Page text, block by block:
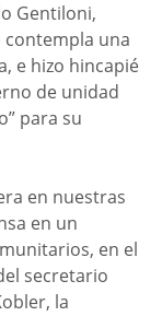
Gentiloni,
contempla una
e hizo hincapié
de unidad
para su
en nuestras
en un
en el
secretario
la